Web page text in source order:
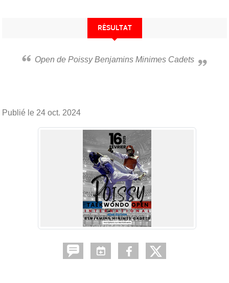
RÉSULTAT
Open de Poissy Benjamins Minimes Cadets
Publié le 24 oct. 2024